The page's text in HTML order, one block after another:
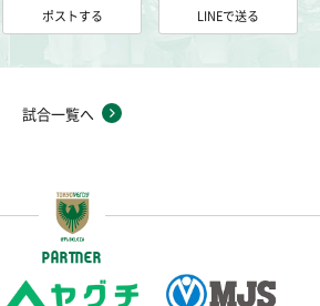
ポストする LINEで送る
試合一覧へ
PARTNER